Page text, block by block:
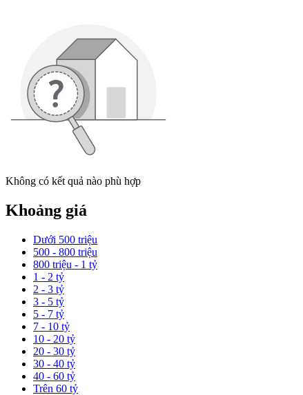
Không có kết quả nào phù hợp
Khoảng giá
Dưới 500 triệu
500 - 800 triệu
800 triệu - 1 tỷ
1 - 2 tỷ
2 - 3 tỷ
3 - 5 tỷ
5 - 7 tỷ
7 - 10 tỷ
10 - 20 tỷ
20 - 30 tỷ
30 - 40 tỷ
40 - 60 tỷ
Trên 60 tỷ